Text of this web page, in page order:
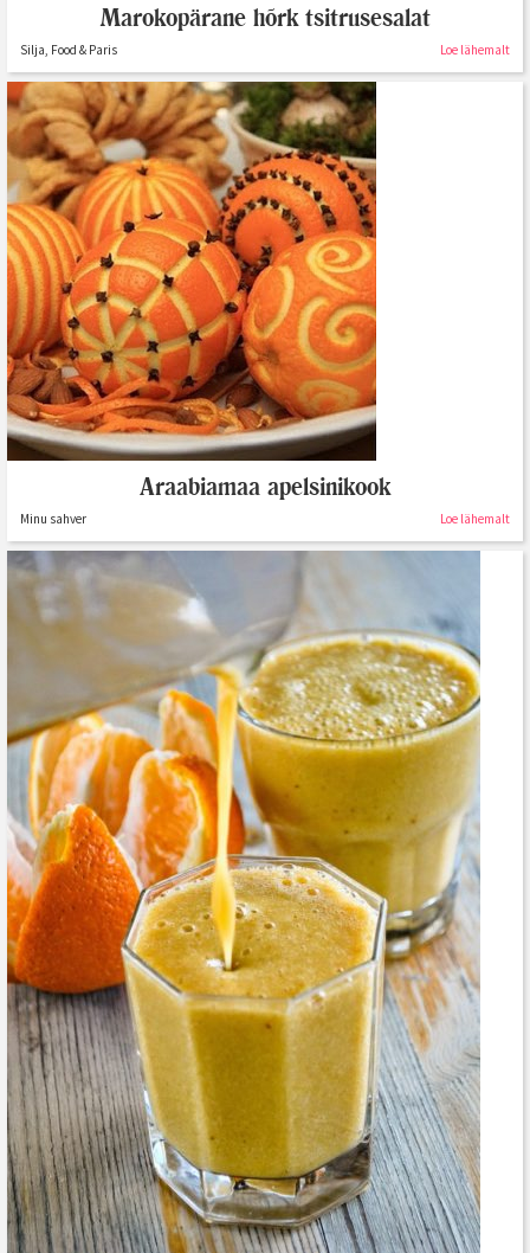
Marokopärane hõrk tsitrusesalat
Silja, Food & Paris Loe lähemalt
Araabiamaa apelsinikook
Minu sahver Loe lähemalt